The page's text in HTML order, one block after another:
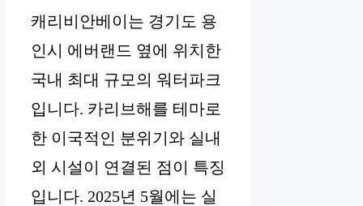
캐리비안베이는 경기도 용
인시 에버랜드 옆에 위치한
국내 최대 규모의 워터파크
입니다. 카리브해를 테마로
한 이국적인 분위기와 실내
외 시설이 연결된 점이 특징
입니다. 2025년 5월에는 실